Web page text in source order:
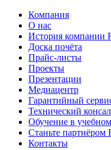
Компания
О нас
История компании
Доска почёта
Прайс-листы
Проекты
Презентации
Медиацентр
Гарантийный
Технический
Обучение в
Станьте партнёром
Контакты